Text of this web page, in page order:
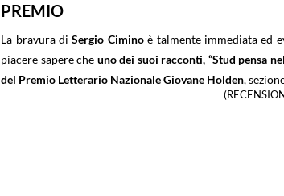
PREMIO
La bravura diSergio Ciminoè talmente immediata ed
piacere sapere che uno dei suoi racconti, “Stud pensa
del Premio Letterario Nazionale Giovane Holden,